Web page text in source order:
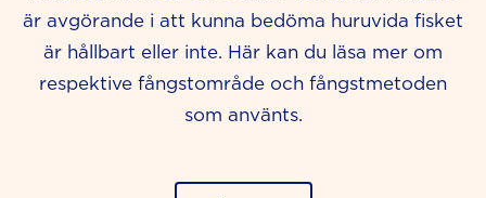
är avgörande i att kunna bedöma huruvida fisket
är hållbart eller inte. Här kan du läsa mer om
respektive fångstområde och fångstmetoden
som använts.